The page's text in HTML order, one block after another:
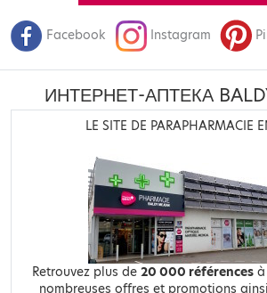
Facebook Instagram
ИНТЕРНЕТ-АПТЕКА
LE SITE DE PARAPHARMACIE
Retrouvez plus de 20 000 références
nombreuses offres et promotions